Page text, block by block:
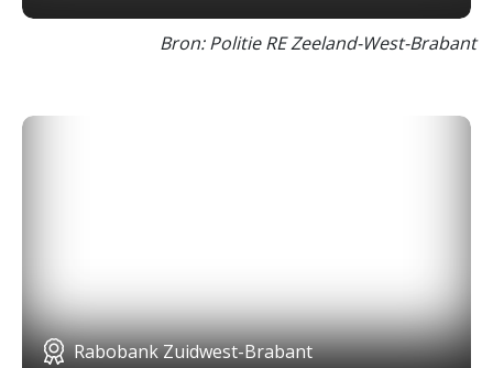
Bron: Politie RE Zeeland-West-Brabant
Rabobank Zuidwest-Brabant